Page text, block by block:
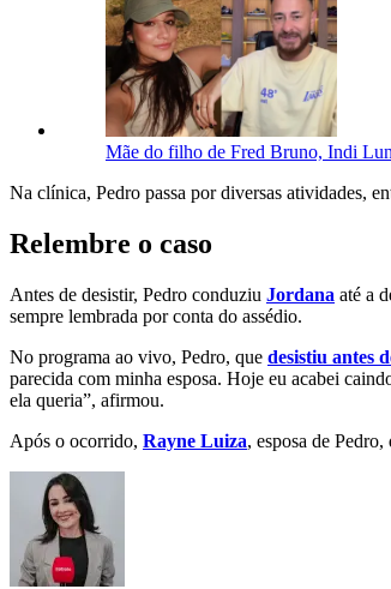
Mãe do filho de Fred Bruno, Indi
Na clínica, Pedro passa por diversas atividades,
Relembre o caso
Antes de desistir, Pedro conduziu Jordana até a
sempre lembrada por conta do assédio.
No programa ao vivo, Pedro, que desistiu antes
parecida com minha esposa. Hoje eu acabei
ela queria”, afirmou.
Após o ocorrido, Rayne Luiza, esposa de